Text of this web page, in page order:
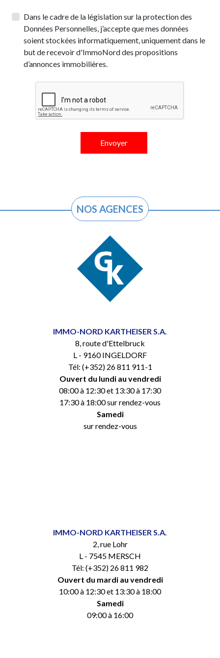
Dans le cadre de la législation sur la protection des
Données Personnelles, j’accepte que mes données
soient stockées informatiquement, uniquement dans le
but de recevoir d'ImmoNord des propositions
d’annonces immobilières.
NOS AGENCES
IMMO-NORD KARTHEISER S.A.
8, route d'Ettelbruck
L - 9160 INGELDORF
Tél: (+352) 26 811 911-1
Ouvert du lundi au vendredi
08:00 à 12:30 et 13:30 à 17:30
17:30 à 18:00 sur rendez-vous
Samedi
sur rendez-vous
IMMO-NORD KARTHEISER S.A.
2, rue Lohr
L - 7545 MERSCH
Tél: (+352) 26 811 982
Ouvert du mardi au vendredi
10:00 à 12:30 et 13:30 à 18:00
Samedi
09:00 à 16:00